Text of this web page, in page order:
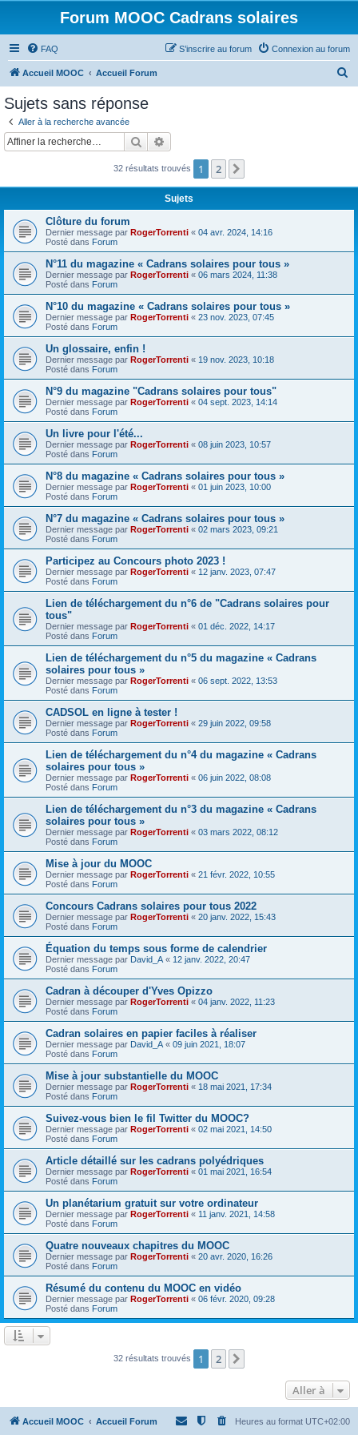
Forum MOOC Cadrans solaires
FAQ Connexion au forum
S’inscrire au forum
Accueil MOOC Accueil Forum
c
Sujets sans réponse
Aller à la recherche avancée
Rechercher
32 résultats trouvés 1 2
Sujets
Clôture du forum
Dernier message par RogerTorrenti « 04 avr. 2024, 14:16
Posté dans Forum
N°11 du magazine « Cadrans solaires pour tous »
Dernier message par RogerTorrenti « 06 mars 2024, 11:38
Posté dans Forum
N°10 du magazine « Cadrans solaires pour tous »
Dernier message par RogerTorrenti « 23 nov. 2023, 07:45
Posté dans Forum
Un glossaire, enfin !
Dernier message par RogerTorrenti « 19 nov. 2023, 10:18
Posté dans Forum
N°9 du magazine "Cadrans solaires pour tous"
Dernier message par RogerTorrenti « 04 sept. 2023, 14:14
Posté dans Forum
Un livre pour l'été...
Dernier message par RogerTorrenti « 08 juin 2023, 10:57
Posté dans Forum
N°8 du magazine « Cadrans solaires pour tous »
Dernier message par RogerTorrenti « 01 juin 2023, 10:00
Posté dans Forum
N°7 du magazine « Cadrans solaires pour tous »
Dernier message par RogerTorrenti « 02 mars 2023, 09:21
Posté dans Forum
Participez au Concours photo 2023 !
Dernier message par RogerTorrenti « 12 janv. 2023, 07:47
Posté dans Forum
Lien de téléchargement du n°6 de "Cadrans solaires pour
tous"
Dernier message par RogerTorrenti « 01 déc. 2022, 14:17
Posté dans Forum
Lien de téléchargement du n°5 du magazine « Cadrans
solaires pour tous »
Dernier message par RogerTorrenti « 06 sept. 2022, 13:53
Posté dans Forum
CADSOL en ligne à tester !
Dernier message par RogerTorrenti « 29 juin 2022, 09:58
Posté dans Forum
Lien de téléchargement du n°4 du magazine « Cadrans
solaires pour tous »
Dernier message par RogerTorrenti « 06 juin 2022, 08:08
Posté dans Forum
Lien de téléchargement du n°3 du magazine « Cadrans
solaires pour tous »
Dernier message par RogerTorrenti « 03 mars 2022, 08:12
Posté dans Forum
Mise à jour du MOOC
Dernier message par RogerTorrenti « 21 févr. 2022, 10:55
Posté dans Forum
Concours Cadrans solaires pour tous 2022
Dernier message par RogerTorrenti « 20 janv. 2022, 15:43
Posté dans Forum
Équation du temps sous forme de calendrier
Dernier message par David_A « 12 janv. 2022, 20:47
Posté dans Forum
Cadran à découper d'Yves Opizzo
Dernier message par RogerTorrenti « 04 janv. 2022, 11:23
Posté dans Forum
Cadran solaires en papier faciles à réaliser
Dernier message par David_A « 09 juin 2021, 18:07
Posté dans Forum
Mise à jour substantielle du MOOC
Dernier message par RogerTorrenti « 18 mai 2021, 17:34
Posté dans Forum
Suivez-vous bien le fil Twitter du MOOC?
Dernier message par RogerTorrenti « 02 mai 2021, 14:50
Posté dans Forum
Article détaillé sur les cadrans polyédriques
Dernier message par RogerTorrenti « 01 mai 2021, 16:54
Posté dans Forum
Un planétarium gratuit sur votre ordinateur
Dernier message par RogerTorrenti « 11 janv. 2021, 14:58
Posté dans Forum
Quatre nouveaux chapitres du MOOC
Dernier message par RogerTorrenti « 20 avr. 2020, 16:26
Posté dans Forum
Résumé du contenu du MOOC en vidéo
Dernier message par RogerTorrenti « 06 févr. 2020, 09:28
Posté dans Forum
32 résultats trouvés 1 2
Aller à
Accueil MOOC Accueil Forum Heures au format UTC+02:00